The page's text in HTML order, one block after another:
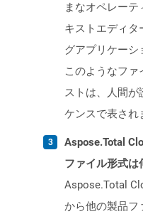
まなオペレー
キストエディタ
グアプリケーシ
このようなファ
ストは、人間が
ケンスで表され
Aspose.Total
ファイル形式は
Aspose.Total
から他の製品フ